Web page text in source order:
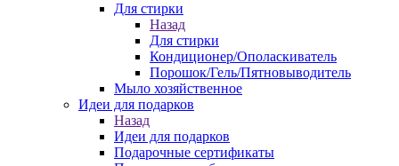
Для стирки
Назад
Для стирки
Кондиционер/Ополаскиватель
Порошок/Гель/Пятновыводитель
Мыло хозяйственное
Идеи для подарков
Назад
Идеи для подарков
Подарочные сертификаты